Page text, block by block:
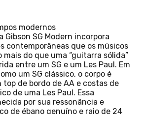
modernos
SG Modern incorpora
contemporâneas que os músicos
do que uma “guitarra sólida”
entre um SG e um Les Paul. Em
um SG clássico, o corpo é
de bordo de AA e costas de
de uma Les Paul. Essa
por sua ressonância e
de ébano genuíno e raio de 24